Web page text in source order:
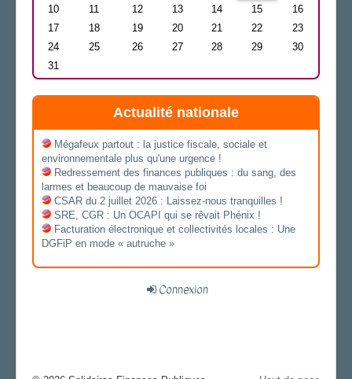
10
11 12 13 14 15
16
17
18 19 20 21 22
23
24
25 26 27 28 29
30
31
Actualité nationale
Mégafeux partout : la justice fiscale, sociale et
environnementale plus qu'une urgence !
Redressement des finances publiques : du sang, des
larmes et beaucoup de mauvaise foi
CSAR du 2 juillet 2026 : Laissez-nous tranquilles !
SRE, CGR : Un OCAPI qui se rêvait Phénix !
Facturation électronique et collectivités locales : Une
DGFiP en mode « autruche »
Connexion